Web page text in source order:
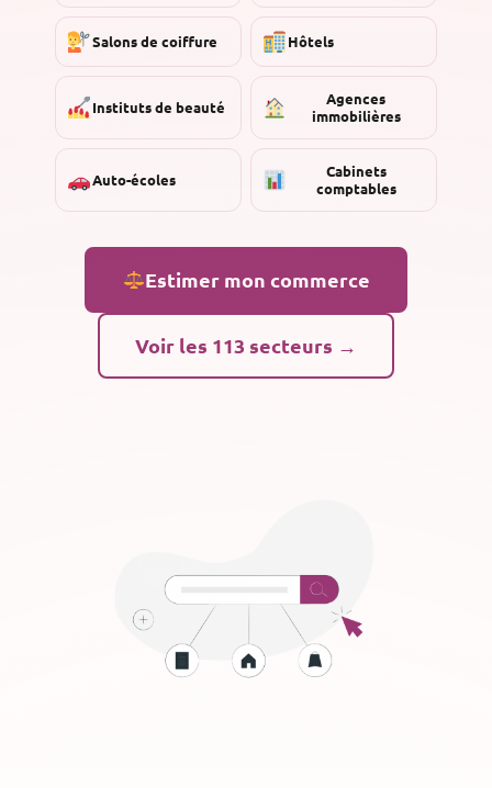
Salons de coiffure Hôtels
Instituts de beauté
Agences
immobilières
Auto-écoles
Cabinets
comptables
Estimer mon commerce
Voir les 113 secteurs →